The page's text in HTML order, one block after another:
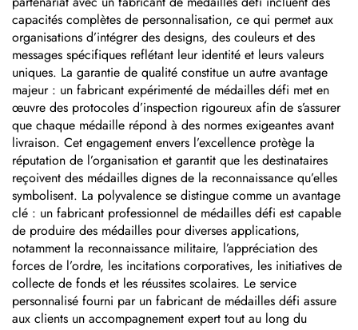
capacités complètes de personnalisation, ce qui permet aux
organisations d’intégrer des designs, des couleurs et des
messages spécifiques reflétant leur identité et leurs valeurs
uniques. La garantie de qualité constitue un autre avantage
majeur : un fabricant expérimenté de médailles défi met en
œuvre des protocoles d’inspection rigoureux afin de s’assurer
que chaque médaille répond à des normes exigeantes avant
livraison. Cet engagement envers l’excellence protège la
réputation de l’organisation et garantit que les destinataires
reçoivent des médailles dignes de la reconnaissance qu’elles
symbolisent. La polyvalence se distingue comme un avantage
clé : un fabricant professionnel de médailles défi est capable
de produire des médailles pour diverses applications,
notamment la reconnaissance militaire, l’appréciation des
forces de l’ordre, les incitations corporatives, les initiatives de
collecte de fonds et les réussites scolaires. Le service
personnalisé fourni par un fabricant de médailles défi assure
aux clients un accompagnement expert tout au long du